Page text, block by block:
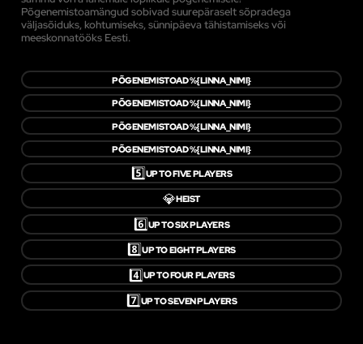
Põgenemistoamängud sobivad suurepäraselt sõpradega
väljasõiduks, kohtumiseks, sünnipäeva tähistamiseks või
meeskonnatööks Eesti.
PÕGENEMISTOAD %{LINNA_NIMI}
PÕGENEMISTOAD %{LINNA_NIMI}
PÕGENEMISTOAD %{LINNA_NIMI}
PÕGENEMISTOAD %{LINNA_NIMI}
5️⃣UP TO FIVE PLAYERS
💎HEIST
6️⃣UP TO SIX PLAYERS
8️⃣UP TO EIGHT PLAYERS
4️⃣UP TO FOUR PLAYERS
7️⃣UP TO SEVEN PLAYERS